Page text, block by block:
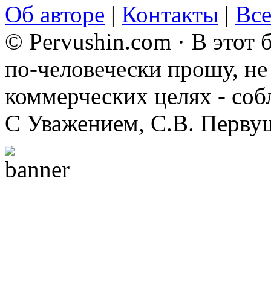
Об авторе | Контакты |
© Pervushin.com · В этот
по-человечески прошу,
коммерческих целях -
С Уважением, С.В.